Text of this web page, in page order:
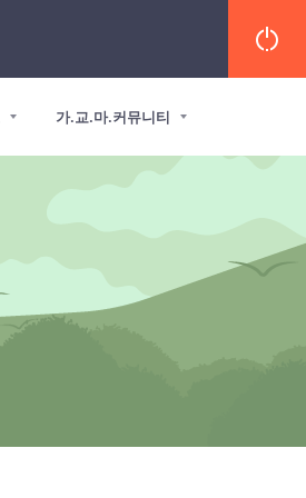
가.교.마.커뮤니티